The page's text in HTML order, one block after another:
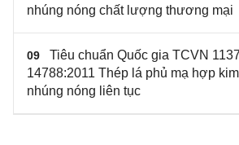
nhúng nóng chất lượng thương mại
09
Tiêu chuẩn Quốc gia TCVN
14788:2011 Thép lá phủ mạ hợp
nhúng nóng liên tục